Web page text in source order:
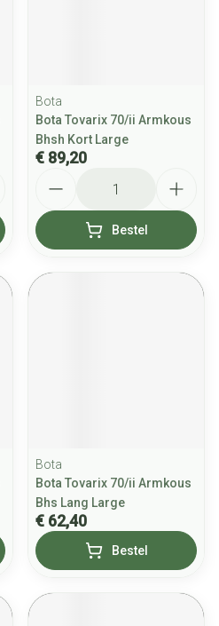
Bota
Bota Tovarix 70/ii Armkous
Bhsh Kort Large
€ 89,20
Bestel
Bota
Bota Tovarix 70/ii Armkous
Bhs Lang Large
€ 62,40
Bestel